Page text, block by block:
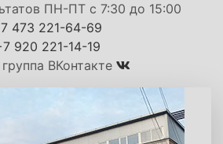
ПН-ПТ с 7:30 до 15:00
473 221-64-69
920 221-14-19
ВКонтакте